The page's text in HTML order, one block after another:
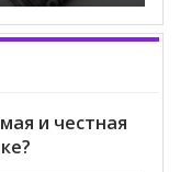
и честная